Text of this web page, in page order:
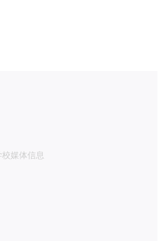
校媒体信息